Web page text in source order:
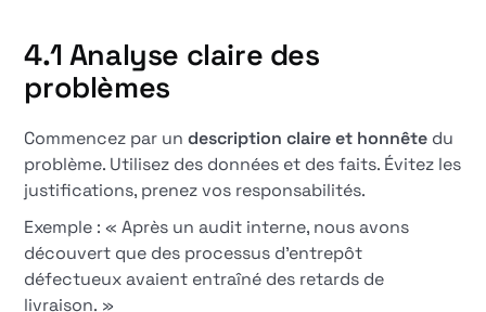
4.1 Analyse claire des
problèmes
Commencez par undescription claire et honnête du
problème. Utilisez des données et des faits. Évitez les
justifications, prenez vos responsabilités.
Exemple : « Après un audit interne, nous avons
découvert que des processus d'entrepôt
défectueux avaient entraîné des retards de
livraison. »